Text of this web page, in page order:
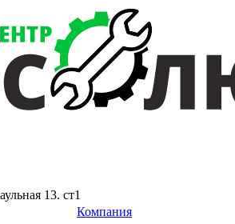
13. ст1
Компания